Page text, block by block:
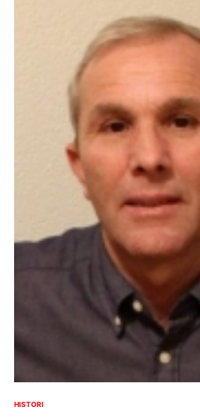
HISTORI